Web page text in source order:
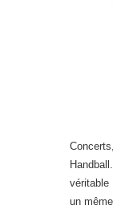
véritable
un